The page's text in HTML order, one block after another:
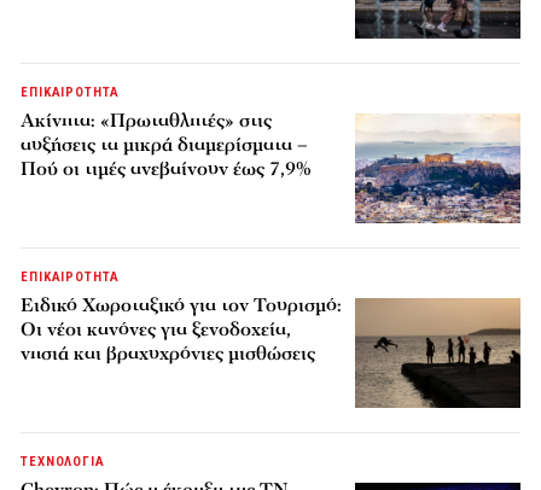
ΕΠΙΚΑΙΡΟΤΗΤΑ
Ακίνητα: «Πρωταθλητές» στις
αυξήσεις τα μικρά διαμερίσματα –
Πού οι τιμές ανεβαίνουν έως 7,9%
ΕΠΙΚΑΙΡΟΤΗΤΑ
Ειδικό Χωροταξικό για τον Τουρισμό:
Οι νέοι κανόνες για ξενοδοχεία,
νησιά και βραχυχρόνιες μισθώσεις
ΤΕΧΝΟΛΟΓΙΑ